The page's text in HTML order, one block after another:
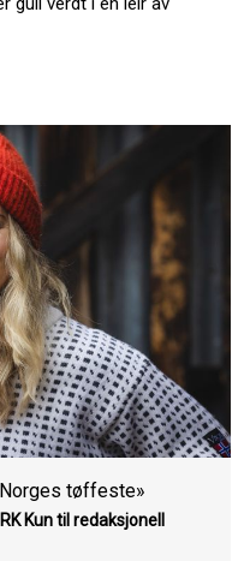
tøffeste»
Kun til redaksjonell